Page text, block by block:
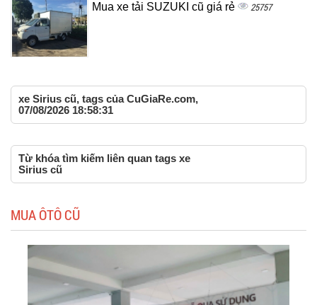
Mua xe tải SUZUKI cũ giá rẻ 25757
xe Sirius cũ, tags của CuGiaRe.com,
07/08/2026 18:58:31
Từ khóa tìm kiếm liên quan tags xe
Sirius cũ
MUA ÔTÔ CŨ